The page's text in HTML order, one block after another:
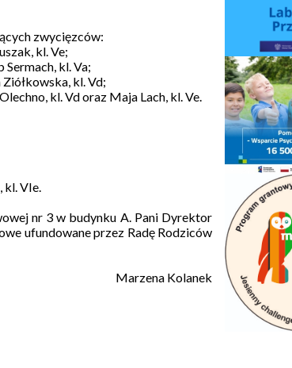
zwycięzców:
kl. Ve;
kl. Va;
kl. Vd;
kl. Vd oraz Maja Lach, kl. Ve.
VIe.
nr 3 w budynku A. Pani Dyrektor
ufundowane przez Radę Rodziców
Marzena Kolanek